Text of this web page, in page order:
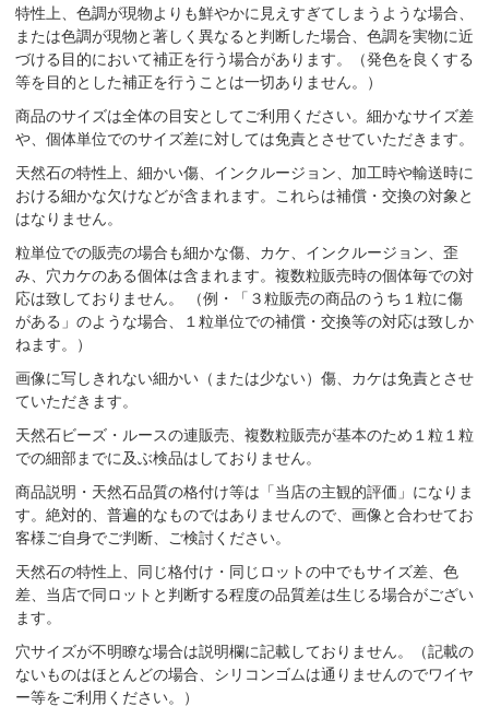
特性上、色調が現物よりも鮮やかに見えすぎてしまうような場合、
または色調が現物と著しく異なると判断した場合、色調を実物に近
づける目的において補正を行う場合があります。（発色を良くする
等を目的とした補正を行うことは一切ありません。）
商品のサイズは全体の目安としてご利用ください。細かなサイズ差
や、個体単位でのサイズ差に対しては免責とさせていただきます。
天然石の特性上、細かい傷、インクルージョン、加工時や輸送時に
おける細かな欠けなどが含まれます。これらは補償・交換の対象と
はなりません。
粒単位での販売の場合も細かな傷、カケ、インクルージョン、歪
み、穴カケのある個体は含まれます。複数粒販売時の個体毎での対
応は致しておりません。 （例・「３粒販売の商品のうち１粒に傷
がある」のような場合、１粒単位での補償・交換等の対応は致しか
ねます。）
画像に写しきれない細かい（または少ない）傷、カケは免責とさせ
ていただきます。
天然石ビーズ・ルースの連販売、複数粒販売が基本のため１粒１粒
での細部までに及ぶ検品はしておりません。
商品説明・天然石品質の格付け等は「当店の主観的評価」になりま
す。絶対的、普遍的なものではありませんので、画像と合わせてお
客様ご自身でご判断、ご検討ください。
天然石の特性上、同じ格付け・同じロットの中でもサイズ差、色
差、当店で同ロットと判断する程度の品質差は生じる場合がござい
ます。
穴サイズが不明瞭な場合は説明欄に記載しておりません。（記載の
ないものはほとんどの場合、シリコンゴムは通りませんのでワイヤ
ー等をご利用ください。）